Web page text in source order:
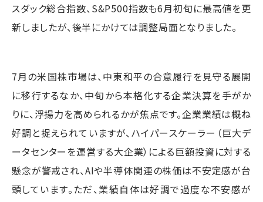
スダック総合指数、S&P500指数も6月初旬に最高値を更
新しましたが、後半にかけては調整局面となりました。
7月の米国株市場は、中東和平の合意履行を見守る展開
に移行するなか、中旬から本格化する企業決算を手がか
りに、浮揚力を高められるかが焦点です。企業業績は概ね
好調と捉えられていますが、ハイパースケーラー（巨大デ
ータセンターを運営する大企業）による巨額投資に対する
懸念が警戒され、AIや半導体関連の株価は不安定感が台
頭しています。ただ、業績自体は好調で過度な不安感が